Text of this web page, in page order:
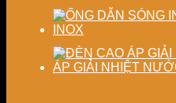
INOX
ÁP GIẢI NHIỆT